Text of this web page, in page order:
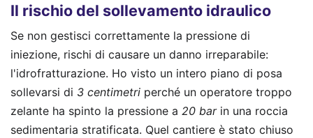
Il rischio del sollevamento idraulico
Se non gestisci correttamente la pressione di
iniezione, rischi di causare un danno irreparabile:
l'idrofratturazione. Ho visto un intero piano di posa
sollevarsi di 3 centimetri perché un operatore troppo
zelante ha spinto la pressione a 20 barin una roccia
sedimentaria stratificata. Quel cantiere è stato chiuso